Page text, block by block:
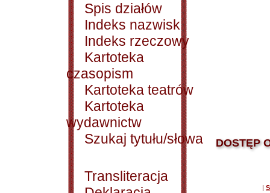
Spis działów
Indeks nazwisk
Indeks rzeczowy
Kartoteka
czasopism
Kartoteka teatrów
Kartoteka
wydawnictw
Szukaj tytułu/słowa
Transliteracja
DOSTĘP
|